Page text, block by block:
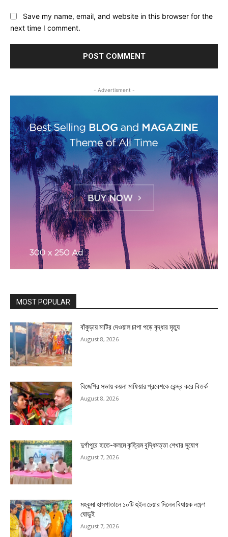
Save my name, email, and website in this browser for the
next time I comment.
- Advertisment -
MOST POPULAR
বাঁকুড়ায় মাটির দেওয়াল চাপা পড়ে বৃদ্ধার মৃত্যু
August 8, 2026
বিজেপির সভায় কয়লা মাফিয়ার প্রবেশকে কেন্দ্র করে বিতর্ক
August 8, 2026
দুর্গাপুরে হাতে-কলমে কৃত্রিম বুদ্ধিমত্তা শেখার সুযোগ
August 7, 2026
মহকুমা হাসপাতালে ১০টি হুইল চেয়ার দিলেন বিধায়ক লক্ষ্ণণ
ঘোড়ুই
August 7, 2026